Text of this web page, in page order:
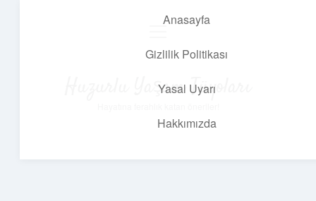
Anasayfa
Gizlilik Politikası
Yasal Uyarı
Hakkımızda
Huzurlu Yaşam Tüyoları